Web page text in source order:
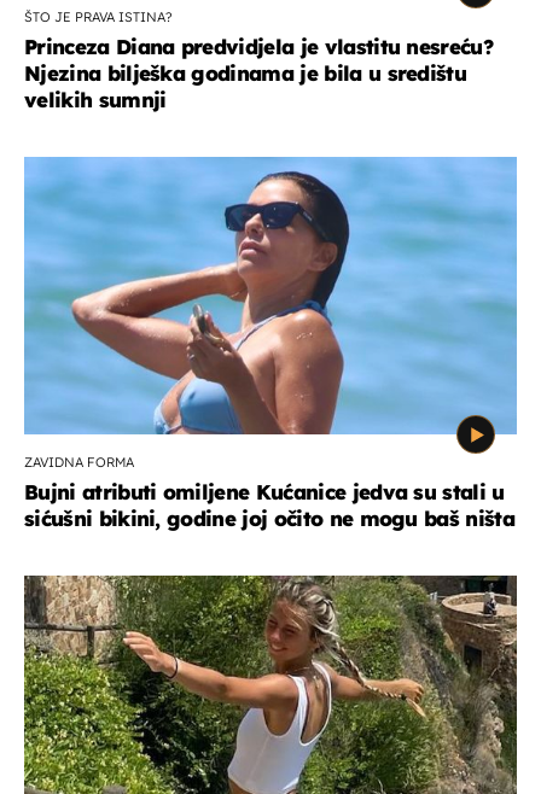
ŠTO JE PRAVA ISTINA?
Princeza Diana predvidjela je vlastitu nesreću?
Njezina bilješka godinama je bila u središtu
velikih sumnji
ZAVIDNA FORMA
Bujni atributi omiljene Kućanice jedva su stali u
sićušni bikini, godine joj očito ne mogu baš ništa